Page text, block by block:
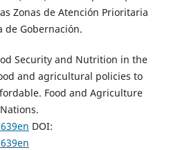
Zonas de Atención Prioritaria
de Gobernación.
Security and Nutrition in the
and agricultural policies to
Food and Agriculture
DOI: